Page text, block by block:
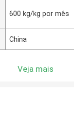
600 kg/kg por mês
China
Veja mais